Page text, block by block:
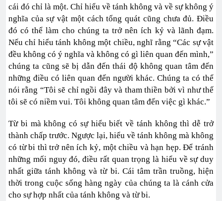
cái đó chỉ là một. Chỉ hiểu về tánh không và về sự không ý
nghĩa của sự vật một cách tổng quát cũng chưa đủ. Điều
đó có thể làm cho chúng ta trở nên ích kỷ và lãnh đạm.
Nếu chỉ hiểu tánh không một chiều, nghĩ rằng “Các sự vật
đều không có ý nghĩa và không có gì liên quan đến mình,”
chúng ta cũng sẽ bị dẫn đến thái độ không quan tâm đến
những điều có liên quan đến người khác. Chúng ta có thể
nói rằng “Tôi sẽ chỉ ngồi đây và tham thiền bởi vì như thế
tôi sẽ có niềm vui. Tôi không quan tâm đến việc gì khác.”
Từ bi mà không có sự hiểu biết về tánh không thì dễ trở
thành chấp trước. Ngược lại, hiểu về tánh không mà không
có từ bi thì trở nên ích kỷ, một chiều và hạn hẹp. Để tránh
những mối nguy đó, điều rất quan trọng là hiểu về sự duy
nhất giữa tánh không và từ bi. Cái tâm trần truồng, hiện
thời trong cuộc sống hàng ngày của chúng ta là cánh cửa
cho sự hợp nhất của tánh không và từ bi.